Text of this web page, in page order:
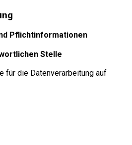
Pflichtinformationen
Stelle
für die Datenverarbeitung auf